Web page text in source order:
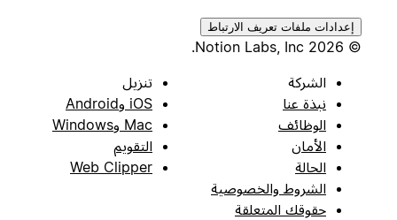
إعدادات ملفات تعريف الارتباط
الشركة
نبذة عنا
الوظائف
الأمان
الحالة
الشروط والخصوصية
حقوقك المتعلقة
تنزيل
iOS وAndroid
Mac وWindows
التقويم
Web Clipper